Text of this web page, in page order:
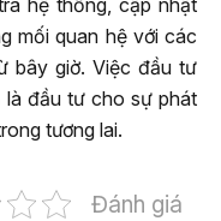
hệ thống, cập nhật
mối quan hệ với các
bây giờ. Việc đầu tư
là đầu tư cho sự phát
tương lai.
Đánh giá